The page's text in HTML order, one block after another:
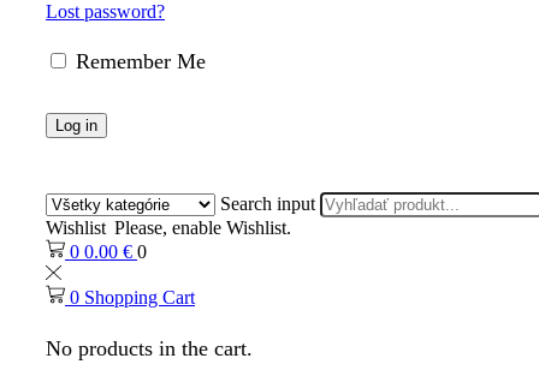
Lost password?
Remember Me
Log in
Search input
Wishlist Please, enable Wishlist.
0 0.00 € 0
0 Shopping Cart
No products in the cart.